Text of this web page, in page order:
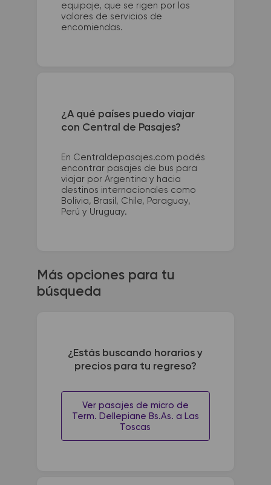
equipaje, que se rigen por los
valores de servicios de
encomiendas.
¿A qué países puedo viajar
con Central de Pasajes?
En Centraldepasajes.com podés
encontrar pasajes de bus para
viajar por Argentina y hacia
destinos internacionales como
Bolivia, Brasil, Chile, Paraguay,
Perú y Uruguay.
Más opciones para tu
búsqueda
¿Estás buscando horarios y
precios para tu regreso?
Ver pasajes de micro de
Term. Dellepiane Bs.As. a Las
Toscas